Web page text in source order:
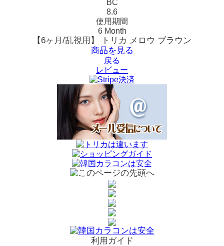
BC
8.6
使用期間
6 Month
【6ヶ月/乱視用】 トリカ メロウ ブラウン
商品を見る
戻る
レビュー
利用ガイド